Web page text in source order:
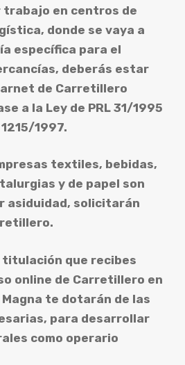
trabajo en centros de
donde se vaya a
específica para el
deberás estar
de Carretillero
a la Ley de PRL 31/1995
1997.
textiles, bebidas,
y de papel son
asiduidad, solicitarán
titulación que recibes
online de Carretillero en
te dotarán de las
para desarrollar
como operario